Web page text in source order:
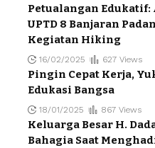
Petualangan Edukatif:
UPTD 8 Banjaran
Kegiatan Hiking
16/02/2025 627 Views
Pingin Cepat Kerja,
Edukasi Bangsa
18/01/2025 867 Views
Keluarga Besar H.
Bahagia Saat